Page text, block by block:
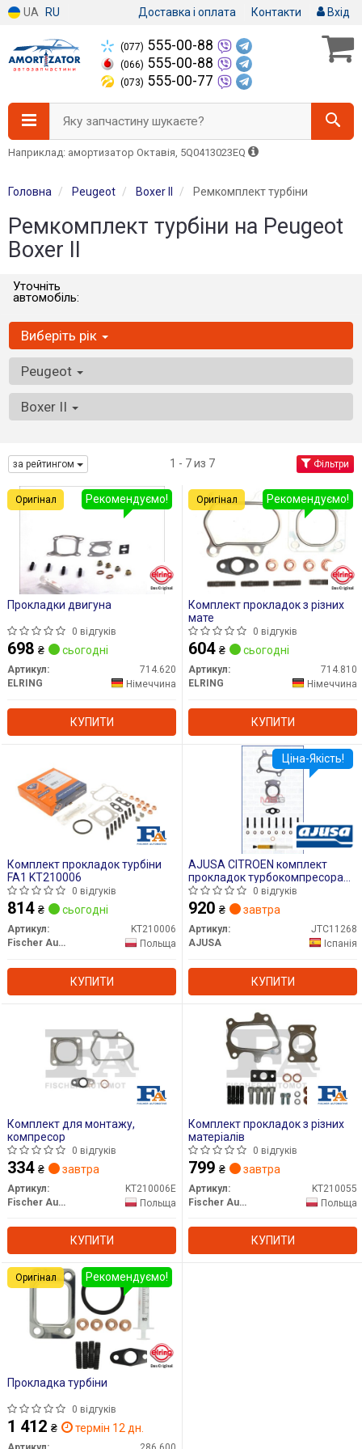
UA RU Доставка і оплата Контакти Вхід
(077) 555-00-88
(066) 555-00-88
(073) 555-00-77
Яку запчастину шукаєте?
Наприклад: амортизатор Октавія, 5Q0413023EQ
Головна Peugeot Boxer II Ремкомплект турбіни
Ремкомплект турбіни на Peugeot
Boxer II
Уточніть
автомобіль:
Виберіть рік
Peugeot
Boxer II
за рейтингом 1 - 7 из 7 Фільтри
Прокладки двигуна
0 відгуків
698 ₴ сьогодні
Артикул:
714.620
ELRING
Німеччина
КУПИТИ
Рекомендуємо!
Оригінал
Комплект прокладок з різних
мате
0 відгуків
604 ₴ сьогодні
Артикул:
714.810
ELRING
Німеччина
КУПИТИ
Рекомендуємо!
Оригінал
Комплект прокладок турбіни
FA1 KT210006
0 відгуків
814 ₴ сьогодні
Артикул:
KT210006
Fischer Automotive One (FA1)
Польща
КУПИТИ
AJUSA CITROEN комплект
прокладок турбокомпресора
JUMPER, XANTIA 2.0 HDi
0 відгуків
920 ₴ завтра
Артикул:
JTC11268
AJUSA
Іспанія
КУПИТИ
Ціна-Якість!
Комплект для монтажу,
компресор
0 відгуків
334 ₴ завтра
Артикул:
KT210006E
Fischer Automotive One (FA1)
Польща
КУПИТИ
Комплект прокладок з різних
матеріалів
0 відгуків
799 ₴ завтра
Артикул:
KT210055
Fischer Automotive One (FA1)
Польща
КУПИТИ
Прокладка турбіни
0 відгуків
1 412 ₴ термін 12 дн.
Рекомендуємо!
Оригінал